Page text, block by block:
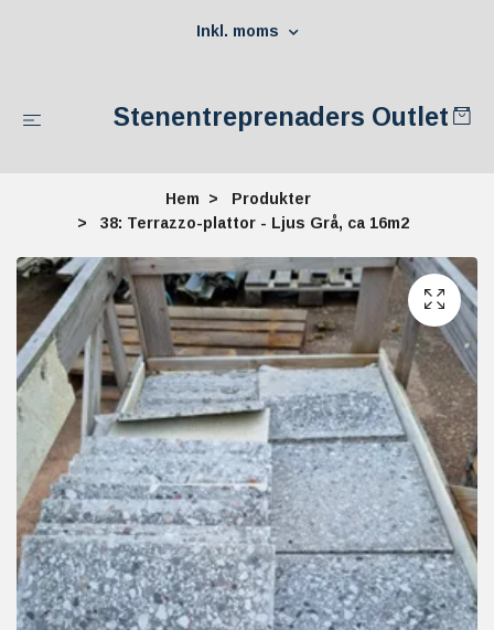
Inkl. moms
Stenentreprenaders Outlet
Hem
Produkter
38: Terrazzo-plattor - Ljus Grå, ca 16m2